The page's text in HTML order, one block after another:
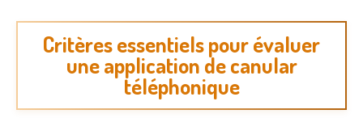
Critères essentiels pour évaluer
une application de canular
téléphonique